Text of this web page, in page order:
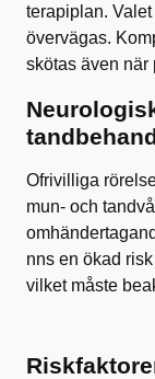
terapiplan.
övervägas.
skötas även när
Ofrivilliga
mun- och
nns en ökad
vilket måste